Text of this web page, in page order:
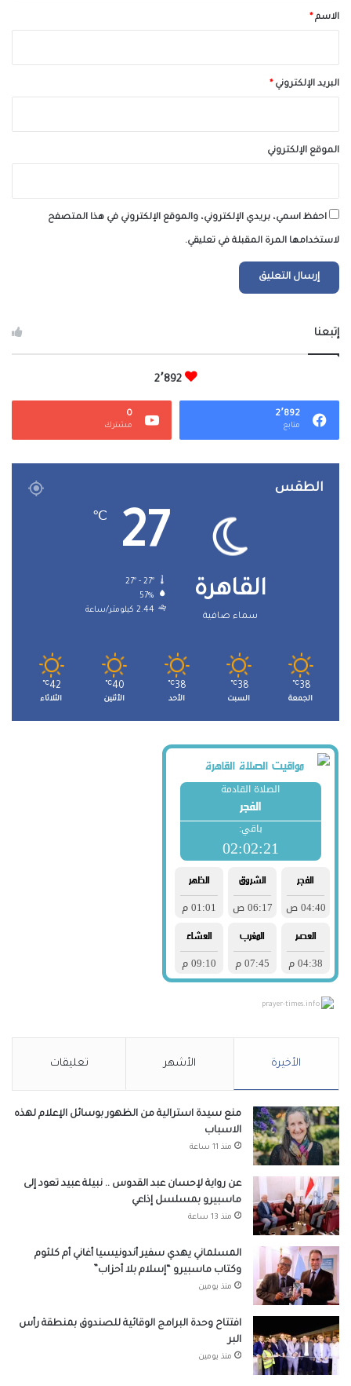
*الاسم*
البريد الإلكتروني*
الموقع الإلكتروني
احفظ اسمي، بريدي الإلكتروني، والموقع الإلكتروني في هذا المتصفح
لاستخدامها المرة المقبلة في تعليقي.
إتبعنا
2٬892
2٬892
متابع
0
مشترك
الطقس
القاهرة
سماء صافية
27
℃
27º - 27º
57%
2.44 كيلومتر/ساعة
38
℃
الجمعة
38
℃
السبت
38
℃
الأحد
40
℃
الأثنين
42
℃
الثلاثاء
prayer-times.info
الأخيرة الأشهر تعليقات
منع سيدة استرالية من الظهور بوسائل الإعلام لهذه
الاسباب
منذ 11 ساعة
عن رواية لإحسان عبد القدوس .. نبيلة عبيد تعود إلى
ماسبيرو بمسلسل إذاعي
منذ 13 ساعة
المسلماني يهدي سفير أندونيسيا أغاني أم كلثوم
وكتاب ماسبيرو “إسلام بلا أحزاب”
منذ يومين
افتتاح وحدة البرامج الوقائية للصندوق بمنطقة رأس
البر
منذ يومين